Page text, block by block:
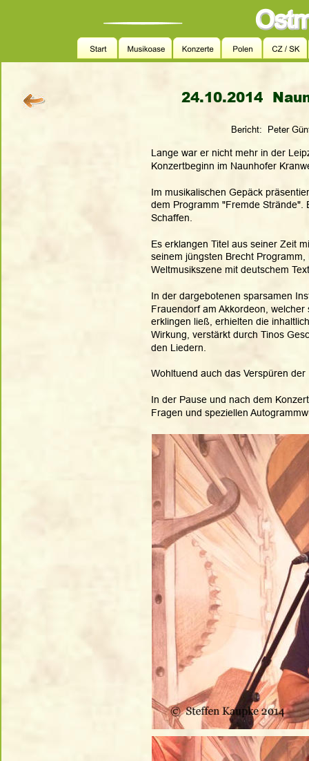
24.10.2014
Bericht:  Peter
Lange war er nicht mehr in der
Konzertbeginn im Naunhofer
Im musikalischen Gepäck
dem Programm "Fremde Strände".
Schaffen.
Es erklangen Titel aus seiner Zeit
seinem jüngsten Brecht
Weltmusikszene mit deutschem
In der dargebotenen sparsamen
Frauendorf am Akkordeon,
erklingen ließ, erhielten die
Wirkung, verstärkt durch Tinos
den Liedern.
Wohltuend auch das Verspüren
In der Pause und nach dem
Fragen und speziellen